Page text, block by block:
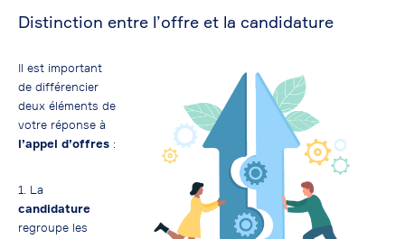
Distinction entre l’offre et la candidature
Il est important
de différencier
deux éléments de
votre réponse à
l’appel d’offres :
1. La
candidature
regroupe les